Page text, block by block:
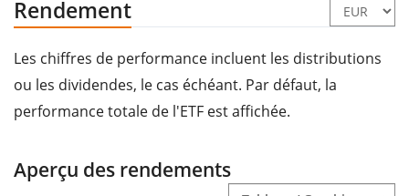
Rendement
Les chiffres de performance incluent les distributions
ou les dividendes, le cas échéant. Par défaut, la
performance totale de l'ETF est affichée.
Aperçu des rendements